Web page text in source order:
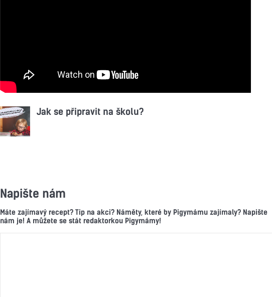
Jak se připravit na školu?
Napište nám
Máte zajímavý recept? Tip na akci? Náměty, které by Pigymámu zajímaly? Napište
nám je! A můžete se stát redaktorkou Pigymámy!